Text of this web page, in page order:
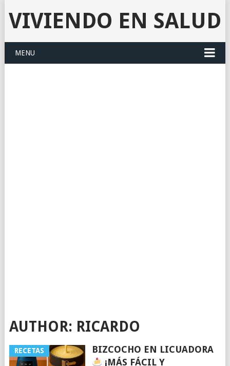
VIVIENDO EN SALUD
MENU
AUTHOR: RICARDO
RECETAS
BIZCOCHO EN LICUADORA
¡MÁS FÁCIL Y